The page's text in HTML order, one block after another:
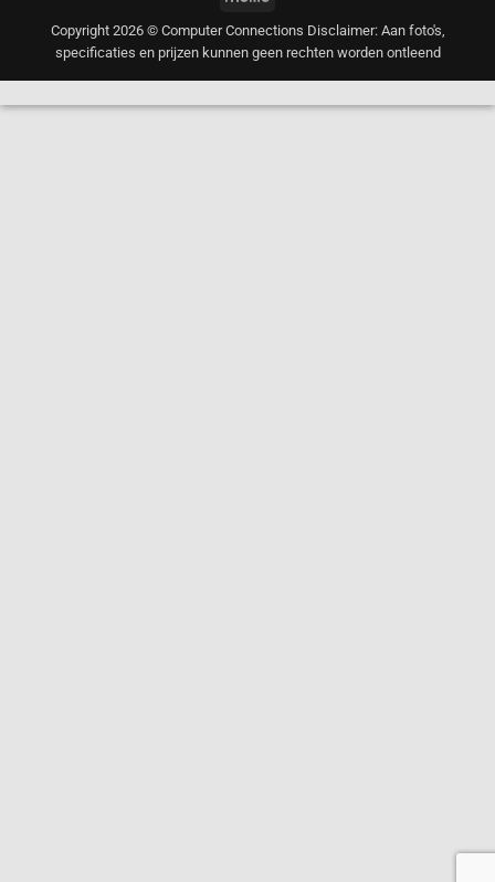
Copyright 2026 © Computer Connections Disclaimer: Aan foto's,
specificaties en prijzen kunnen geen rechten worden ontleend